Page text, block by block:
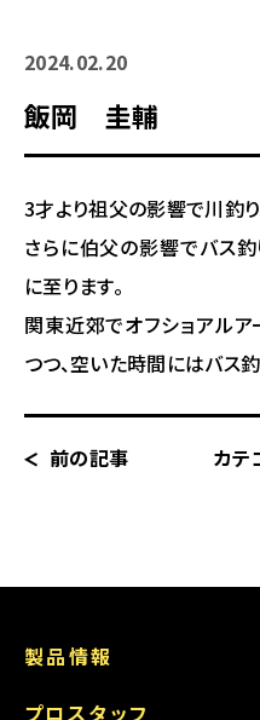
2024.02.20
飯岡 圭輔
3才より祖父の影響で川釣り
さらに伯父の影響でバス
に至ります。
関東近郊でオフショアル
つつ、空いた時間にはバス
前の記事 カテ
製品情報
プロスタッフ